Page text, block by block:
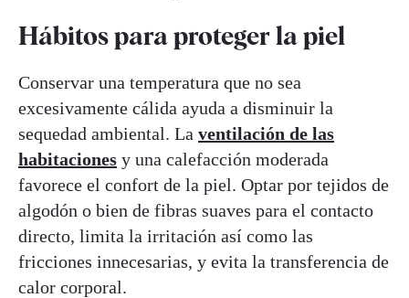
Hábitos para proteger la piel
Conservar una temperatura que no sea
excesivamente cálida ayuda a disminuir la
sequedad ambiental. La ventilación de las
habitaciones y una calefacción moderada
favorece el confort de la piel. Optar por tejidos de
algodón o bien de fibras suaves para el contacto
directo, limita la irritación así como las
fricciones innecesarias, y evita la transferencia de
calor corporal.